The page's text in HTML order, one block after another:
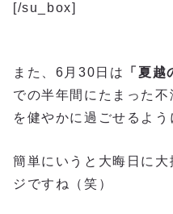
[/su_box]
また、6月30日は 「夏越
での半年間にたまった
を健やかに過ごせるよう
簡単にいうと大晦日に
ジですね（笑）